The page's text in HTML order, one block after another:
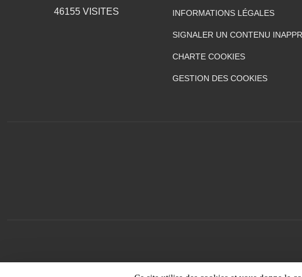
46155VISITES INFORMATIONS LÉGALES
SIGNALER UN CONTENU
CHARTE COOKIES
GESTION DES COOKIES